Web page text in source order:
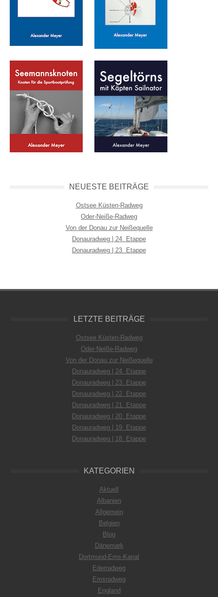
NEUESTE BEITRÄGE
Ostsee Küsten-Radweg
Oder-Neiße-Radweg
Von der Donau zur Neißequelle
Donauradweg | 24. Etappe
Donauradweg | 23. Etappe
LETZTE BEITRÄGE
Ostsee Küsten-Radweg
Oder-Neiße-Radweg
Von der Donau zur Neißequelle
Donauradweg | 24. Etappe
Donauradweg | 23. Etappe
Donauradweg | 22. Etappe
Donauradweg | 21. Etappe
Donauradweg | 20. Etappe
Donauradweg | 19. Etappe
Donauradweg | 18. Etappe
KATEGORIEN
Aktuell
Albanien
Allgemein
Belgien
Blog
Dänemark
Dortmund-Ems-Kanal
Ederradweg
Emsradweg
England